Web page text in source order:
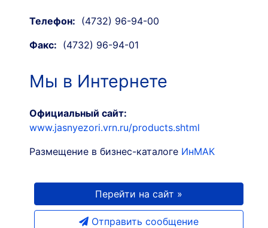
Телефон: (4732) 96-94-00
Факс: (4732) 96-94-01
Мы в Интернете
Официальный сайт:
www.jasnyezori.vrn.ru/products.shtml
Размещение в бизнес-каталоге ИнМАК
Перейти на сайт »
Отправить сообщение